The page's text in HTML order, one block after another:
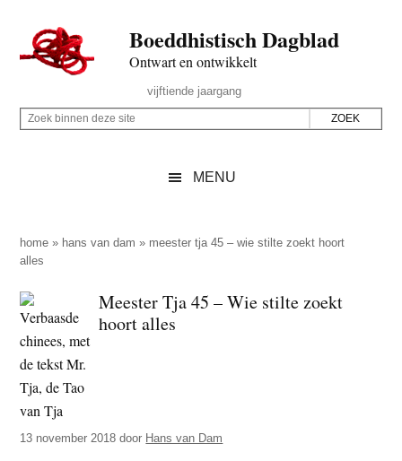
naar
de
inhoud
secondary
naar
de
sidebar
naar
de
Boeddhistisch Dagblad
Ontwart en ontwikkelt
Rechts
vijftiende jaargang
Z
p
d
e
z
e
s
i
t
e
Z
i
n
e
n
d
e
z
e
s
MENU
home » hans van dam » meester tja 45 – wie stilte zoekt hoort
alles
Meester Tja 45 – Wie stilte zoekt
hoort alles
13 november 2018 door Hans van Dam